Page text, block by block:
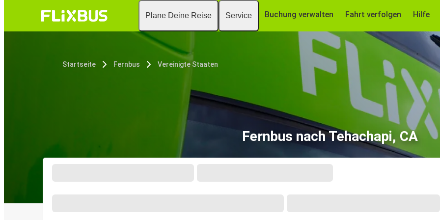
Plane Deine Reise Service Buchung verwalten Fahrt verfolgen Hilfe
Startseite Fernbus Vereinigte Staaten
Fernbus nach Tehachapi, CA